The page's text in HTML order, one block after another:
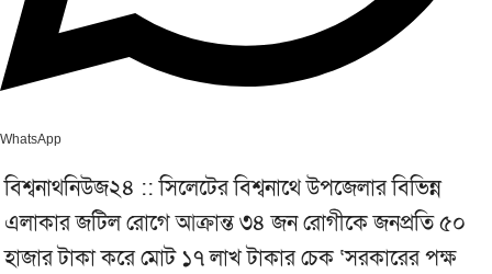
WhatsApp
বিশ্বনাথনিউজ২৪ :: সিলেটের বিশ্বনাথে উপজেলার বিভিন্ন
এলাকার জটিল রোগে আক্রান্ত ৩৪ জন রোগীকে জনপ্রতি ৫০
হাজার টাকা করে মোট ১৭ লাখ টাকার চেক ‘সরকারের পক্ষ